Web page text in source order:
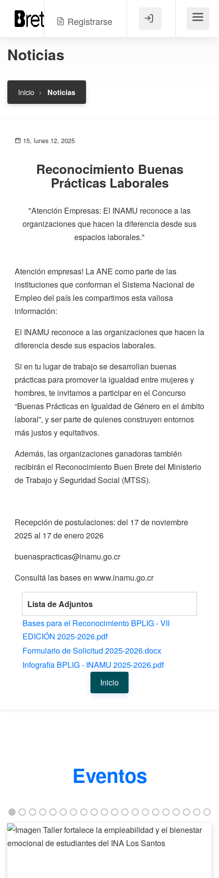
Registrarse Menú
Noticias
Inicio Noticias
15, lunes 12, 2025
Reconocimiento Buenas
Prácticas Laborales
"Atención Empresas: El INAMU reconoce a las
organizaciones que hacen la diferencia desde sus
espacios laborales."
Atención empresas! La ANE como parte de las
instituciones que conforman el Sistema Nacional de
Empleo del país les compartimos esta valiosa
información:
El INAMU reconoce a las organizaciones que hacen la
diferencia desde sus espacios laborales.
Si en tu lugar de trabajo se desarrollan buenas
prácticas para promover la igualdad entre mujeres y
hombres, te invitamos a participar en el Concurso
“Buenas Prácticas en Igualdad de Género en el ámbito
laboral”, y ser parte de quienes construyen entornos
más justos y equitativos.
Además, las organizaciones ganadoras también
recibirán el Reconocimiento Buen Brete del Ministerio
de Trabajo y Seguridad Social (MTSS).
Recepción de postulaciones: del 17 de noviembre
2025 al 17 de enero 2026
buenaspracticas@inamu.go.cr
Consultá las bases en www.inamu.go.cr
Lista de Adjuntos
Bases para el Reconocimiento BPLIG - VII
EDICIÓN 2025-2026.pdf
Formulario de Solicitud 2025-2026.docx
Infografía BPLIG - INAMU 2025-2026.pdf
Inicio
Eventos
Taller
fortalece